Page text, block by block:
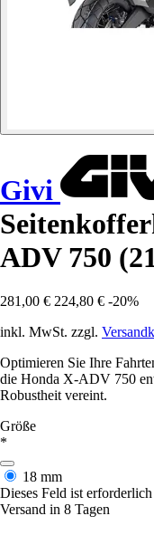
Givi
ADV 750
281,00 € 224,80 € -20%
inkl. MwSt. zzgl.
Optimieren Sie Ihre
die Honda X-ADV 750
Robustheit vereint.
Größe
*
18 mm
Dieses Feld ist erforderlich
Versand in 8 Tagen